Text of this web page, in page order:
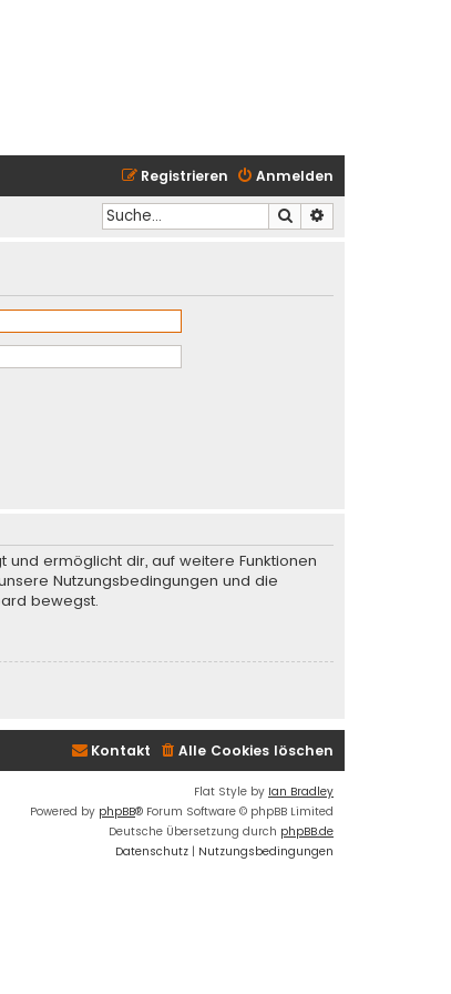
Anmelden
Registrieren
Suche
und ermöglicht dir, auf weitere Funktionen
Nutzungsbedingungen und die
bewegst.
Alle Cookies löschen
Kontakt
Flat Style by Ian Bradley
Powered by phpBB® Forum Software © phpBB Limited
Deutsche Übersetzung durch phpBB.de
Datenschutz | Nutzungsbedingungen